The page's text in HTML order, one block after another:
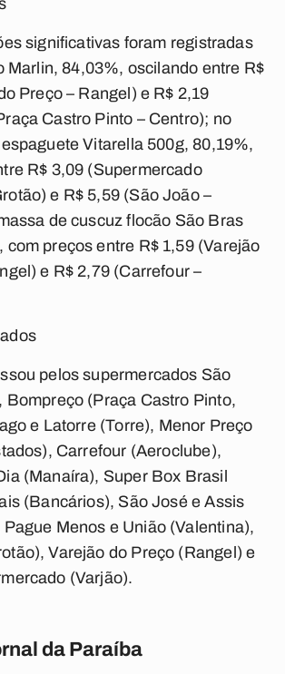
significativas foram registradas
Marlin, 84,03%, oscilando entre R$
Preço – Rangel) e R$ 2,19
Castro Pinto – Centro); no
Vitarella 500g, 80,19%,
R$ 3,09 (Supermercado
e R$ 5,59 (São João –
de cuscuz flocão São Bras
com preços entre R$ 1,59 (Varejão
e R$ 2,79 (Carrefour –
pelos supermercados São
Bompreço (Praça Castro Pinto,
e Latorre (Torre), Menor Preço
Carrefour (Aeroclube),
(Manaíra), Super Box Brasil
(Bancários), São José e Assis
Menos e União (Valentina),
Varejão do Preço (Rangel) e
(Varjão).
da Paraíba